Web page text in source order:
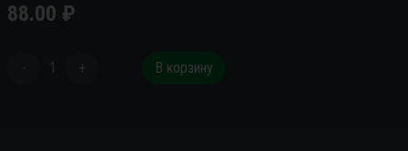
88.00 ₽
- 1 + В корзину